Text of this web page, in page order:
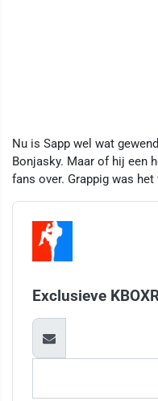
Nu is Sapp wel wat
Bonjasky. Maar of hij een
fans over. Grappig was het
Exclusieve